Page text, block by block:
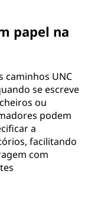
papel na
caminhos UNC
se escreve
ou
podem
a
facilitando
com